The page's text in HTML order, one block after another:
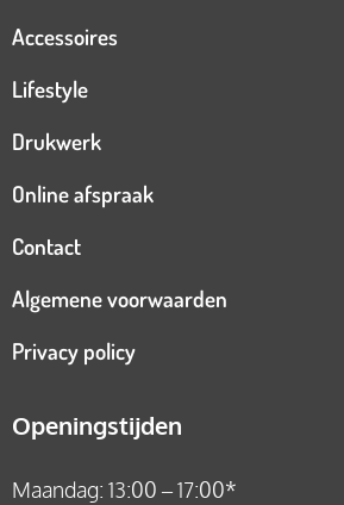
Accessoires
Lifestyle
Drukwerk
Online afspraak
Contact
Algemene voorwaarden
Privacy policy
Openingstijden
Maandag: 13:00 – 17:00*